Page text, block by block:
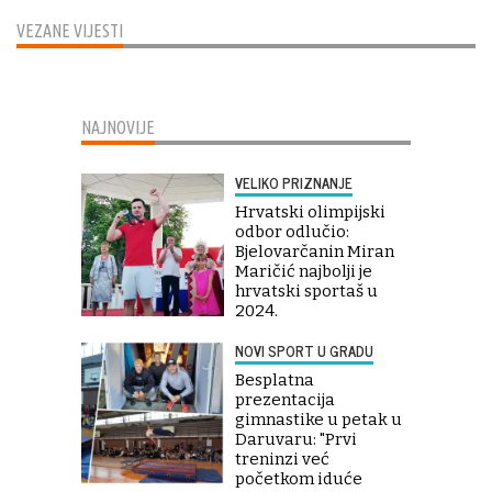
VEZANE VIJESTI
NAJNOVIJE
VELIKO PRIZNANJE
Hrvatski olimpijski
odbor odlučio:
Bjelovarčanin Miran
Maričić najbolji je
hrvatski sportaš u
2024.
NOVI SPORT U GRADU
Besplatna
prezentacija
gimnastike u petak u
Daruvaru: "Prvi
treninzi već
početkom iduće